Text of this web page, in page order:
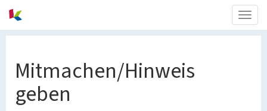
Mitmachen/Hinweis
geben